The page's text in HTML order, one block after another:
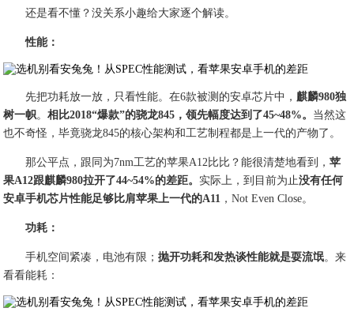
还是看不懂？没关系小趣给大家逐个解读。
性能：
先把功耗放一放，只看性能。在6款被测的安卓芯片中， 麒麟980独
树一帜。相比2018“爆款”的骁龙845，领先幅度达到了45~48%。 当然这
也不奇怪，毕竟骁龙845的核心架构和工艺制程都是上一代的产物了。
那公平点，跟同为7nm工艺的苹果A12比比？能很清楚地看到，苹
果A12跟麒麟980拉开了44~54%的差距。 实际上，到目前为止没有任何
安卓手机芯片性能足够比肩苹果上一代的A11 ，Not Even Close。
功耗：
手机空间紧凑，电池有限；抛开功耗和发热谈性能就是耍流氓。来
看看能耗：